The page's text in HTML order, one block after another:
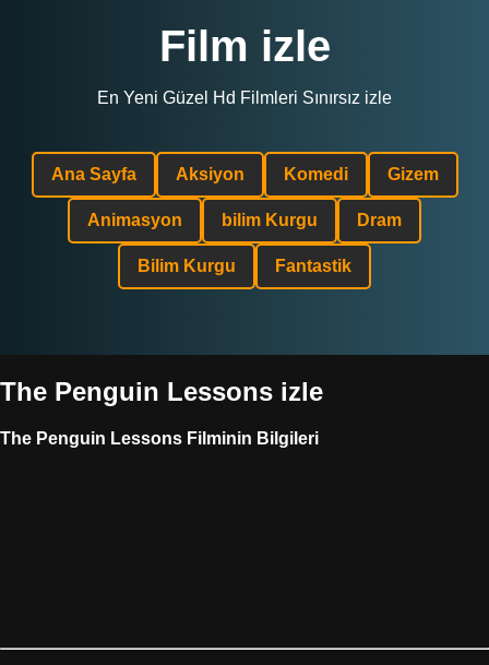
Film izle
En Yeni Güzel Hd Filmleri Sınırsız izle
Ana Sayfa Aksiyon Komedi Gizem
Animasyon bilim Kurgu Dram
Bilim Kurgu Fantastik
The Penguin Lessons izle
The Penguin Lessons Filminin Bilgileri